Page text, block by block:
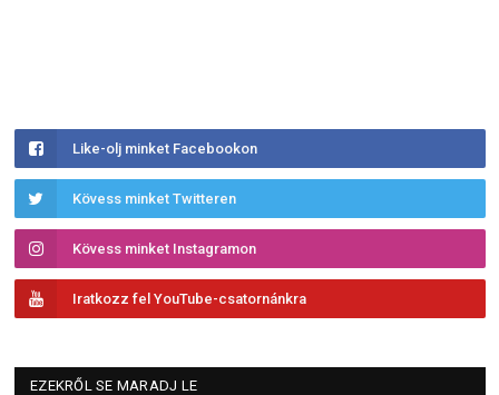
Like-olj minket Facebookon
Kövess minket Twitteren
Kövess minket Instagramon
Iratkozz fel YouTube-csatornánkra
EZEKRŐL SE MARADJ LE